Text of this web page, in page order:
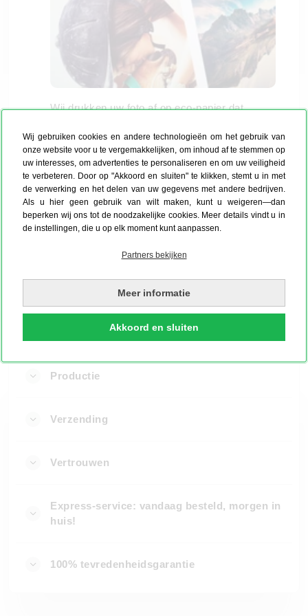
Wij gebruiken cookies en andere technologieën om het gebruik van
onze website voor u te vergemakkelijken, om inhoud af te stemmen op
uw interesses, om advertenties te personaliseren en om uw veiligheid
te verbeteren. Door op "Akkoord en sluiten" te klikken, stemt u in met
de verwerking en het delen van uw gegevens met andere bedrijven.
Als u hier geen gebruik van wilt maken, kunt u weigeren—dan
beperken wij ons tot de noodzakelijke cookies. Meer details vindt u in
de instellingen, die u op elk moment kunt aanpassen.
Partners bekijken
Meer informatie
Akkoord en sluiten
Wij drukken uw foto af op eco-papier dat
matte, warmwitte oppervlak zorgt voor een
klassevolle uitstraling en levert bovendien
uitstekende resultaten op het gebied van
kleurruimte en kleurdichtheid. Met ons 8-kleuren
druksysteem bereiken wij zo levendige,
contrastrijke affichedrukken met stralende
posterafdrukken zijn ook oplosmiddelvrij en
milieuvriendelijk.
PRODUCTIE EN VERZENDING
Productie
Verzending
Vertrouwen
Express-service: vandaag besteld, morgen in
huis!
100% tevredenheidsgarantie